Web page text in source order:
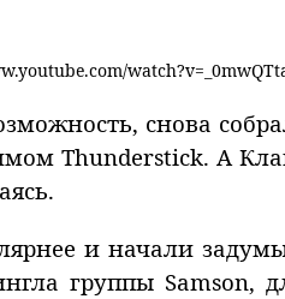
снова
Thunderstick. А
и начали
группы Samson,